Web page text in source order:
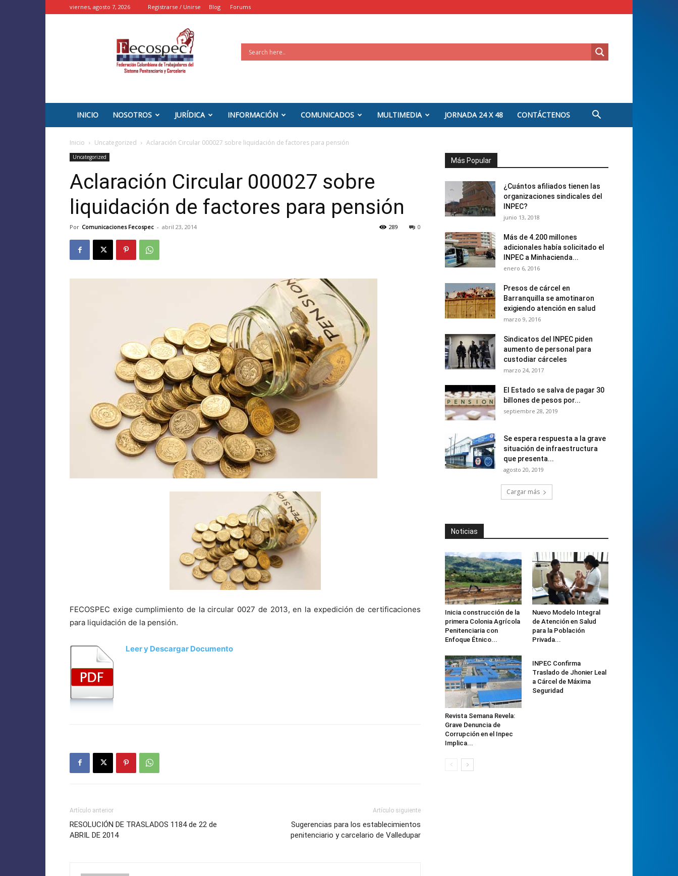
viernes, agosto 7, 2026 Registrarse / Unirse Blog Forums
FECOSPEC
INICIO NOSOTROS JURÍDICA INFORMACIÓN COMUNICADOS MULTIMEDIA JORNADA 24 X 48 CONTÁCTENOS
Inicio Uncategorized Aclaración Circular 000027 sobre liquidación de factores para pensión
Uncategorized
Aclaración Circular 000027 sobre
liquidación de factores para pensión
Por Comunicaciones Fecospec - abril 23, 2014 0
289
FECOSPEC exige cumplimiento de la circular 0027 de 2013, en la expedición de certificaciones
para liquidación de la pensión.
Leer y Descargar Documento
Artículo anterior
RESOLUCIÓN DE TRASLADOS 1184 de 22 de
ABRIL DE 2014
Artículo siguiente
Sugerencias para los establecimientos
penitenciario y carcelario de Valledupar
Más Popular
¿Cuántos afiliados tienen las
organizaciones sindicales del
INPEC?
junio 13, 2018
Más de 4.200 millones
adicionales había solicitado el
INPEC a Minhacienda...
enero 6, 2016
Presos de cárcel en
Barranquilla se amotinaron
exigiendo atención en salud
marzo 9, 2016
Sindicatos del INPEC piden
aumento de personal para
custodiar cárceles
marzo 24, 2017
El Estado se salva de pagar 30
billones de pesos por...
septiembre 28, 2019
Se espera respuesta a la grave
situación de infraestructura
que presenta...
agosto 20, 2019
Cargar más
Noticias
Inicia construcción de la
primera Colonia Agrícola
Penitenciaria con
Enfoque Étnico...
Nuevo Modelo Integral
de Atención en Salud
para la Población
Privada...
Revista Semana Revela:
Grave Denuncia de
Corrupción en el Inpec
Implica...
INPEC Confirma
Traslado de Jhonier Leal
a Cárcel de Máxima
Seguridad